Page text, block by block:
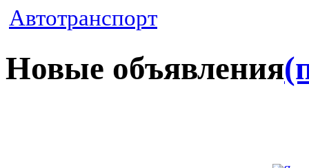
Автотранспорт
Новые объявления